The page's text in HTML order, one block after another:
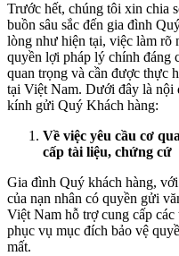
Trước hết, chúng tôi xin chia
buồn sâu sắc đến gia đình
lòng như hiện tại, việc làm rõ
quyền lợi pháp lý chính đáng
quan trọng và cần được thực
tại Việt Nam. Dưới đây là nội
kính gửi Quý Khách hàng:
Về việc yêu cầu cơ
cấp tài liệu, chứng cứ
Gia đình Quý khách hàng,
của nạn nhân có quyền gửi
Việt Nam hỗ trợ cung cấp
phục vụ mục đích bảo vệ
mất.